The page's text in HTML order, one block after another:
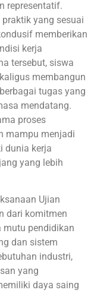
representatif.
yang sesuai
memberikan
kerja
tersebut, siswa
membangun
tugas yang
mendatang.
proses
mampu menjadi
dunia kerja
yang lebih
Ujian
dari komitmen
mutu pendidikan
dan sistem
industri,
yang
daya saing